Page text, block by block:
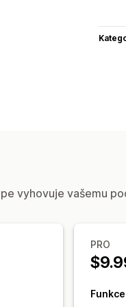
vyhovuje vašemu
PRO
Funkce